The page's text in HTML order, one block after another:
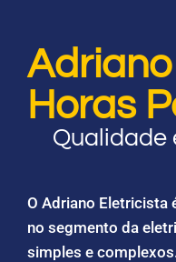
Horas
Qualidade
O Adriano Eletricista
no segmento da
simples e